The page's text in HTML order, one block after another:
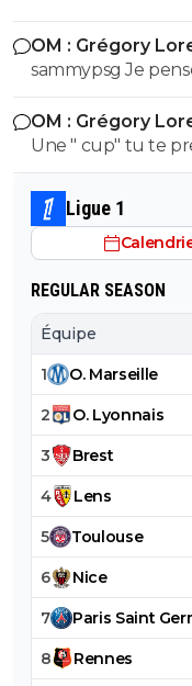
cetait pas un
OM : Grégory
sammypsg Je
700 M
OM : Grégory
Une "
Ligue 1
REGULAR SEASON
Équipe
1 O. Marseille
2 O. Lyonnais
3 Brest
4 Lens
5 Toulouse
6 Nice
7 Paris Saint
8 Rennes